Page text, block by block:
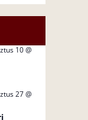
10 @
27 @